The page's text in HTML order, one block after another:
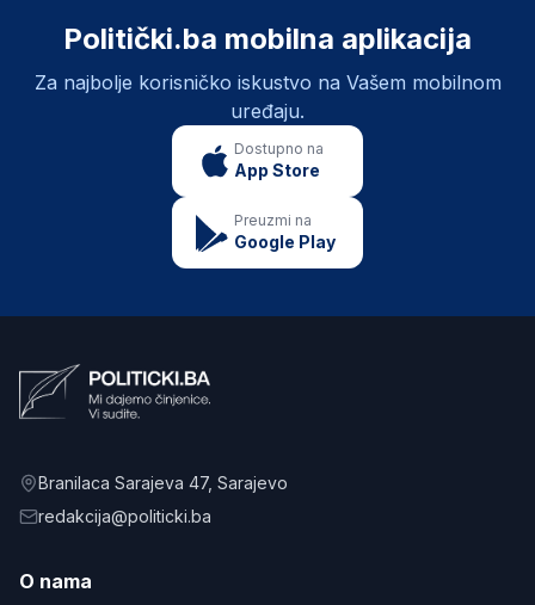
Politički.ba mobilna aplikacija
Za najbolje korisničko iskustvo na Vašem mobilnom
uređaju.
Dostupno na
App Store
Preuzmi na
Google Play
Branilaca Sarajeva 47, Sarajevo
redakcija@politicki.ba
O nama